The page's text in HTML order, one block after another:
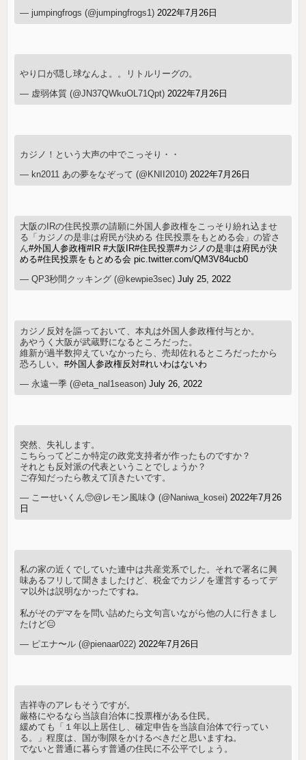
— jumpingfrogs (@jumpingfrogs1) 2022年7月26日
やり口が隠し球なんよ。。リトルリーグの。
— 虚弱体質 (@JN37QWkuOL71Qpt) 2022年7月26日
カジノ！という大声の中でこっそり・・
— kn2011 あの夢をなぞって (@KNII2010) 2022年7月26日
大阪のIRの住民投票の請願に外国人参政権をこっそり紛れ込ませ
る「カジノの是非は府民が決める 住民投票をもとめる会」の皆さ
ん#外国人参政権#IR #大阪IR#住民投票#カジノの是非は府民が決
める#住民投票をもとめる会 pic.twitter.com/QM3V84ucb0
— QP3秒間クッキング (@kewpie3sec)July 25, 2022
カジノ反対を謳っておいて、本丸は外国人参政権付与とか。
あやうく大阪が武蔵野になるところだった。
維新が過半数抑えていなかったら、売却佐れるところだったから
恐ろしい。#外国人参政権反対#れいわはないわ
— 永遠一季 (@eta_nal1season)July 26, 2022
突然、失礼します。
こちらってどこか特定の政党支持者が作ったものですか？
それとも反対派の代表ということでしょうか？
ご存知だったら教えて頂きたいです。
— こーせいくん🥺@レモン風味🍋 (@Naniwa_kosei) 2022年7月26
日
私の家の近くでしていた連中は共産党系でした。それで署名に興
味あるフリして聞きましたけど、税金でカジノを運営するってデ
マ以外は説明なかったですね。
私がそのデマをを問い詰めたら文句言いながら他の人に行きまし
たけど😑
— ピエナ〜ル (@pienaar022) 2022年7月26日
吉祥寺のアレもそうですが。
厳格にやるなら当該自治体に投票権がある住民。
緩めても「１年以上居住し、確定申告を当該自治体で行ってい
る。」程度は、国が制限をかけるべきだと思いますね。
でないと普通に暮らす普通の住民に不公平でしょう。